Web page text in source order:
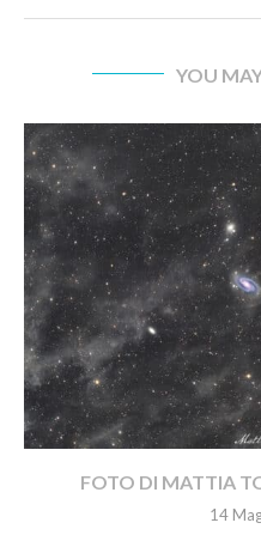
YOU
FOTO DI MATTIA
14